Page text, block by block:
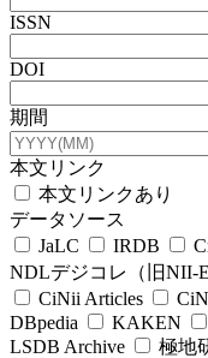
ISSN
DOI
期間
本文リンク
本文リンクあり
データソース
JaLC
IRDB
NDLデジコレ（旧NII-
CiNii Articles
DBpedia
KAKEN
LSDB Archive
極地